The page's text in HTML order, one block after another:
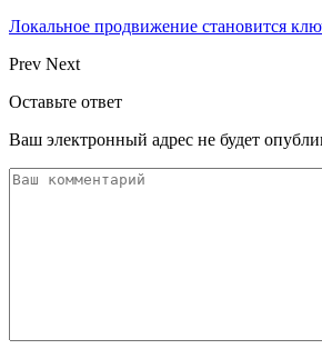
Локальное продвижение становится
Prev Next
Оставьте ответ
Ваш электронный адрес не будет